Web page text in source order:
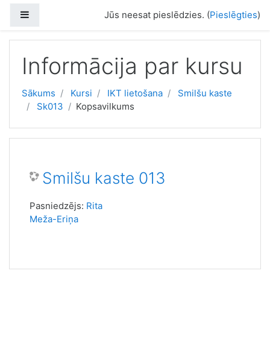
Jūs neesat pieslēdzies. (Pieslēgties)
Informācija par kursu
Sākums Kursi IKT lietošana
Smilšu kaste
Sk013
Kopsavilkums
Smilšu kaste 013
Pasniedzējs: Rita
Meža-Eriņa